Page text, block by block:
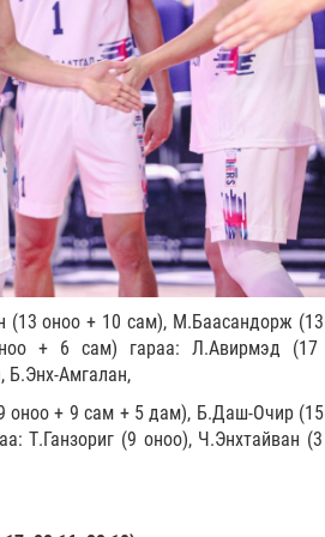
(13 оноо + 10 сам), М.Баасандорж
+ 6 сам) гараа: Л.Авирмэд (17
Б.Энх-Амгалан,
+ 9 сам + 5 дам), Б.Даш-Очир
Т.Ганзориг (9 оноо), Ч.Энхтайван